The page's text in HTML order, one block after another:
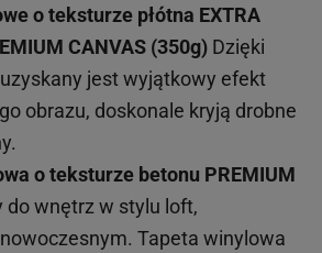
oteksturze płótna EXTRA
CANVAS (350g) Dzięki
jest wyjątkowy efekt
obrazu, doskonale kryją drobne
oteksturze betonu PREMIUM
do wnętrz w stylu loft,
Tapeta winylowa